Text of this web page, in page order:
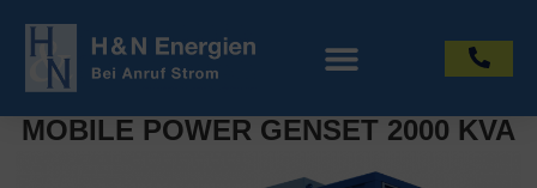
MOBILE POWER GENSET 2000 KVA